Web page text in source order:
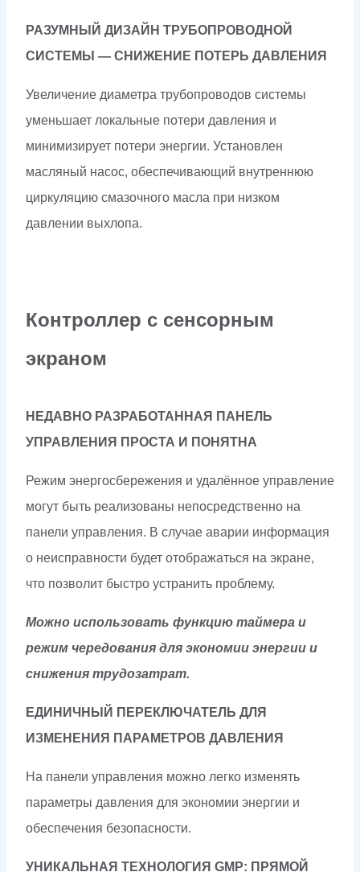
РАЗУМНЫЙ ДИЗАЙН ТРУБОПРОВОДНОЙ
СИСТЕМЫ — СНИЖЕНИЕ ПОТЕРЬ ДАВЛЕНИЯ
Увеличение диаметра трубопроводов системы
уменьшает локальные потери давления и
минимизирует потери энергии. Установлен
масляный насос, обеспечивающий внутреннюю
циркуляцию смазочного масла при низком
давлении выхлопа.
Контроллер с сенсорным
экраном
НЕДАВНО РАЗРАБОТАННАЯ ПАНЕЛЬ
УПРАВЛЕНИЯ ПРОСТА И ПОНЯТНА
Режим энергосбережения и удалённое управление
могут быть реализованы непосредственно на
панели управления. В случае аварии информация
о неисправности будет отображаться на экране,
что позволит быстро устранить проблему.
Можно использовать функцию таймера и
режим чередования для экономии энергии и
снижения трудозатрат.
ЕДИНИЧНЫЙ ПЕРЕКЛЮЧАТЕЛЬ ДЛЯ
ИЗМЕНЕНИЯ ПАРАМЕТРОВ ДАВЛЕНИЯ
На панели управления можно легко изменять
параметры давления для экономии энергии и
обеспечения безопасности.
УНИКАЛЬНАЯ ТЕХНОЛОГИЯ GMP: ПРЯМОЙ